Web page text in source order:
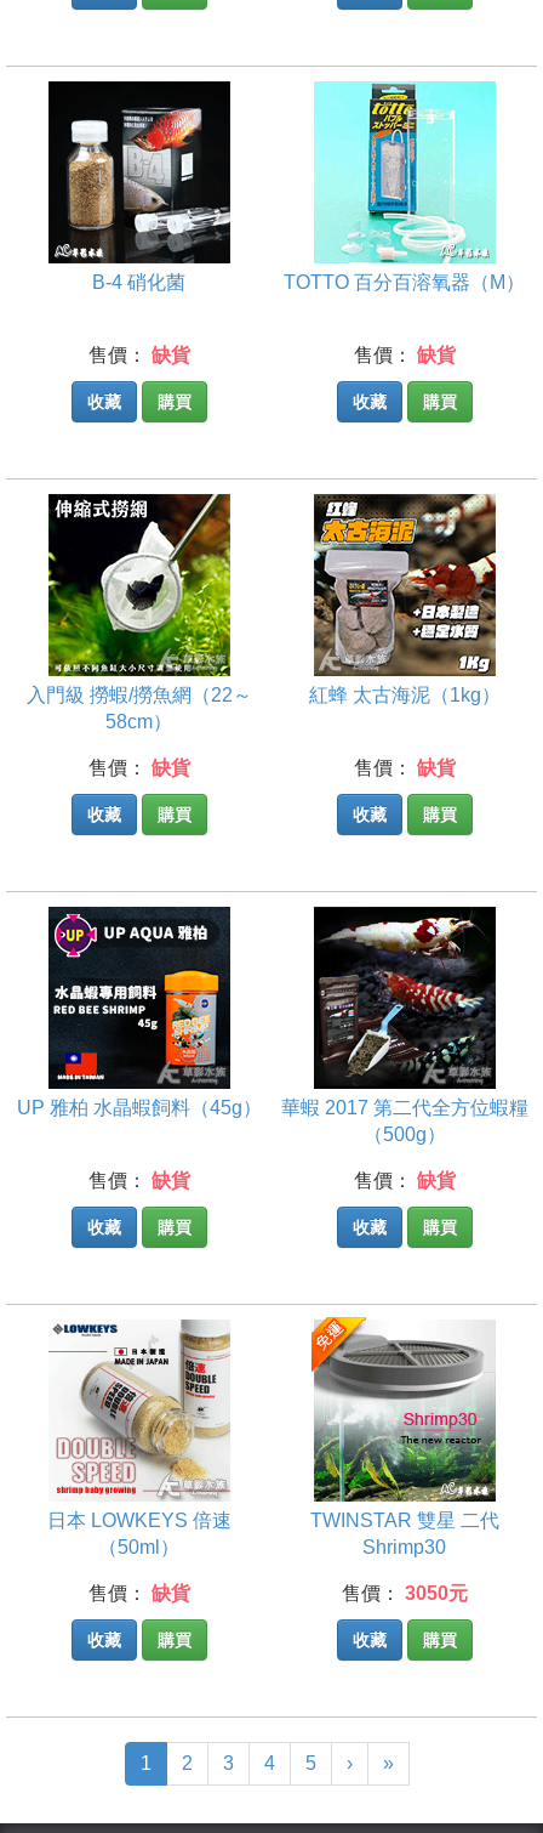
B-4 硝化菌
售價： 缺貨
收藏 購買
TOTTO 百分百溶氧器（M）
售價： 缺貨
收藏 購買
入門級 撈蝦/撈魚網（22～
58cm）
售價： 缺貨
收藏 購買
紅蜂 太古海泥（1kg）
售價： 缺貨
收藏 購買
UP 雅柏 水晶蝦飼料（45g）
售價： 缺貨
收藏 購買
華蝦 2017 第二代全方位蝦糧
（500g）
售價： 缺貨
收藏 購買
日本 LOWKEYS 倍速
（50ml）
售價： 缺貨
收藏 購買
TWINSTAR 雙星 二代
Shrimp30
售價： 3050元
收藏 購買
1 (current)
2 3 4 5 › »